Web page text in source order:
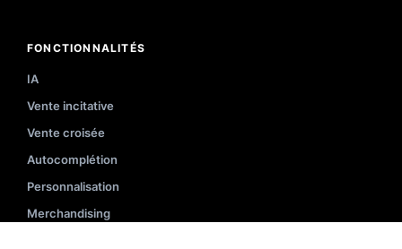
FONCTIONNALITÉS
IA
Vente incitative
Vente croisée
Autocomplétion
Personnalisation
Merchandising